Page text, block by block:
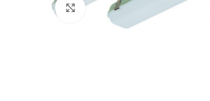
Click to enlarge